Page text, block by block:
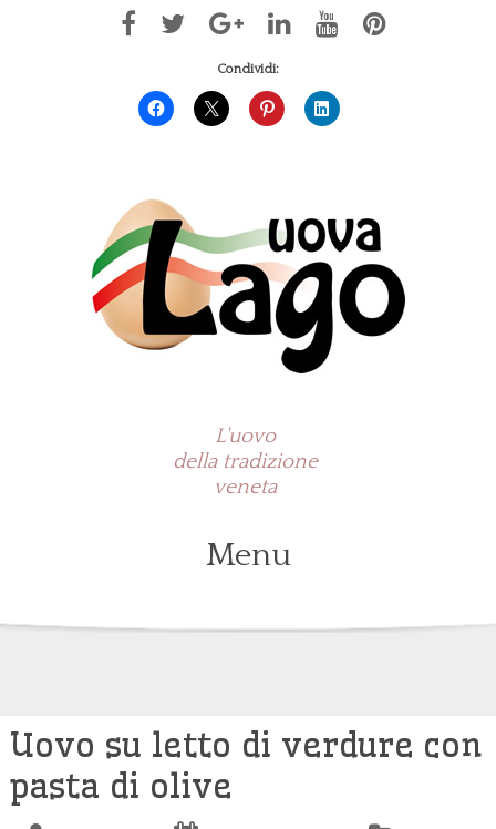
Condividi:
L'uovo
della tradizione
veneta
Menu
Uovo su letto di verdure con
pasta di olive